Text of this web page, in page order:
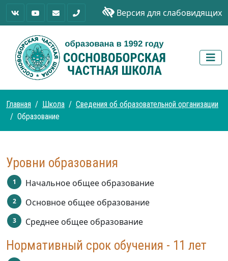
Версия для слабовидящих
Главная Школа
Сведения об образовательной организации
Образование
Уровни образования
Начальное общее образование
Основное общее образование
Среднее общее образование
Нормативный срок обучения - 11 лет